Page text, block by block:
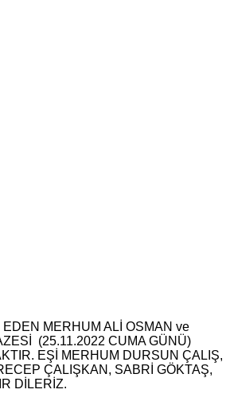
MERHUM ALİ OSMAN ve
(25.11.2022 CUMA GÜNÜ)
EŞİ MERHUM DURSUN ÇALIŞ,
ÇALIŞKAN, SABRİ GÖKTAŞ,
DİLERİZ.